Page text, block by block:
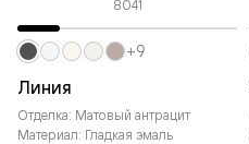
8041
Линия
Отделка: Матовый антрацит
Материал: Гладкая эмаль
+9